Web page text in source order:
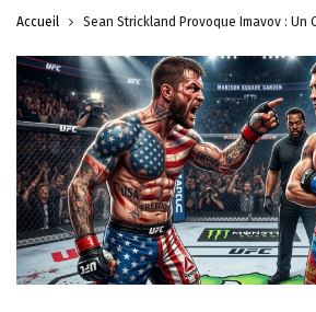
Accueil Sean Strickland Provoque Imavov : Un